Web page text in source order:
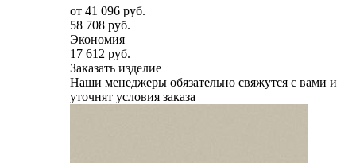
от 41 096 руб.
58 708 руб.
Экономия
17 612 руб.
Заказать изделие
Наши менеджеры обязательно свяжутся с вами и
уточнят условия заказа